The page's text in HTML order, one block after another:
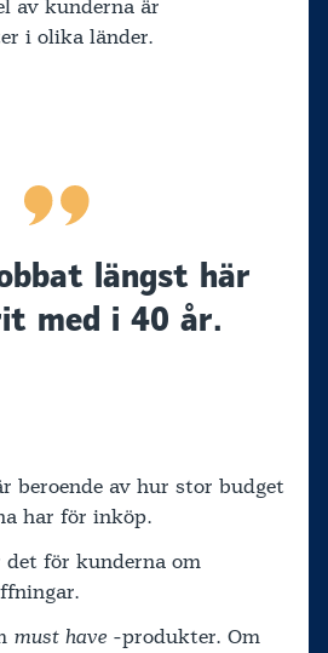
av kunderna är
i olika länder.
längst här
med i 40 år.
beroende av hur stor budget
har för inköp.
det för kunderna om
must have -produkter. Om